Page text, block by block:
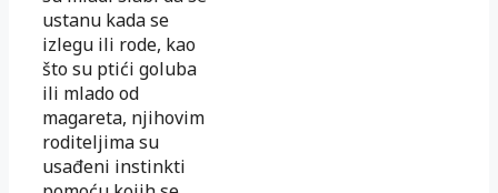
ustanu kada se
izlegu ili rode, kao
što su ptići goluba
ili mlado od
magareta, njihovim
roditeljima su
usađeni instinkti